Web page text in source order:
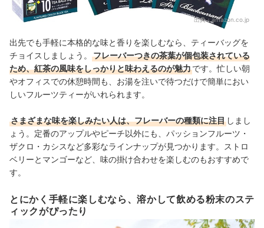
出典：amazon.co.jp
出先でも手軽に本格的な味と香りを楽しむなら、ティーバッグを
チョイスしましょう。
フレーバーつきの茶葉が個包装されている
ため、紅茶の風味をしっかりと味わえるのが魅力です。忙しい朝
やオフィスでの休憩時間も、お湯を注いで待つだけで簡単におい
しいフルーツティーがいれられます。
さまざまな味を楽しみたい人は、フレーバーの種類に注目 しまし
ょう。定番のアップルやピーチ以外にも、パッションフルーツ・
ザクロ・カシスなど多彩なラインナップが見つかります。ストロ
ベリーとマンゴーなど、味の掛け合わせを楽しむのもおすすめで
す。
とにかく手軽に楽しむなら、溶かして飲める粉末のステ
ィックがぴったり